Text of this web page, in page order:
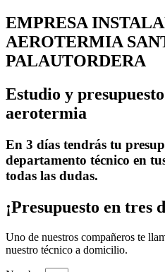
EMPRESA
AEROTERMIA
PALAUTORDERA
Estudio y
aerotermia
En 3 días tendrás tu
departamento técnico en
todas las dudas.
¡Presupuesto en tres
Uno de nuestros compañeros te
nuestro técnico a domicilio.